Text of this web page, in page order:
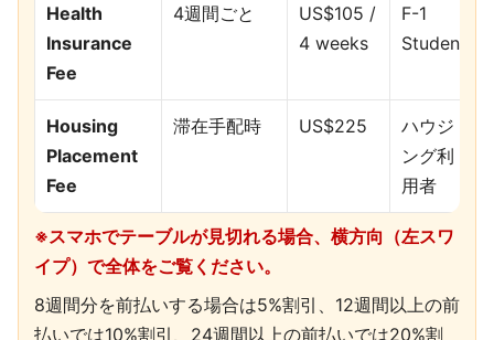
Health
Insurance
Fee
4週間ごと
US$105 /
4 weeks
F-1
Student
Housing
Placement
Fee
滞在手配時 US$225
ハウジ
ング利
用者
※スマホでテーブルが見切れる場合、横方向（左スワ
イプ）で全体をご覧ください。
8週間分を前払いする場合は5%割引、12週間以上の前
払いでは10%割引、24週間以上の前払いでは20%割